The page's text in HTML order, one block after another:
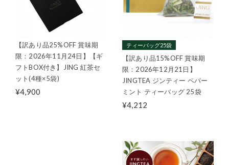
【訳あり品25%OFF 賞味期
限：2026年11月24日】【ギ
フトBOX付き】JING 紅茶セ
ット(4種×5袋)
¥4,900
ティーバッグ25袋
【訳あり品15%OFF 賞味期
限：2026年12月21日】
JINGTEA ジンティー ペパー
ミント ティーバッグ 25袋
¥4,212